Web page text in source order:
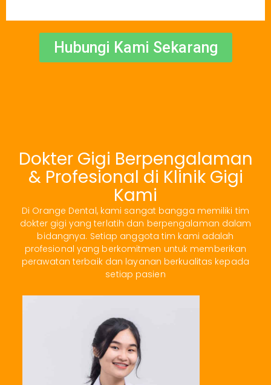
Hubungi Kami Sekarang
Dokter Gigi Berpengalaman
& Profesional di Klinik Gigi
Kami
Di Orange Dental, kami sangat bangga memiliki tim
dokter gigi yang terlatih dan berpengalaman dalam
bidangnya. Setiap anggota tim kami adalah
profesional yang berkomitmen untuk memberikan
perawatan terbaik dan layanan berkualitas kepada
setiap pasien